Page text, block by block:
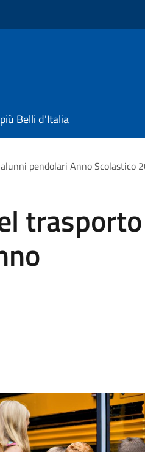
Belli d'Italia
pendolari Anno Scolastico
trasporto